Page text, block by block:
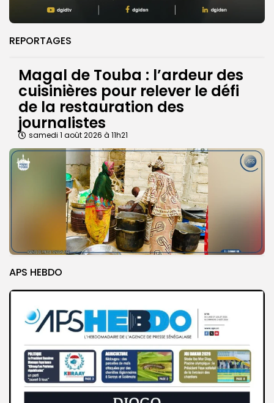
REPORTAGES
Magal de Touba : l’ardeur des
cuisinières pour relever le défi
de la restauration des
journalistes
samedi 1 août 2026 à 11h21
APS HEBDO